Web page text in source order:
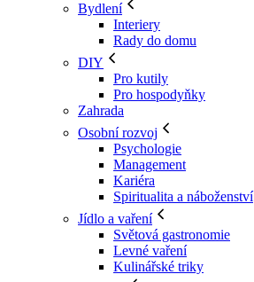
Bydlení
Interiery
Rady do domu
DIY
Pro kutily
Pro hospodyňky
Zahrada
Osobní rozvoj
Psychologie
Management
Kariéra
Spiritualita a náboženství
Jídlo a vaření
Světová gastronomie
Levné vaření
Kulinářské triky